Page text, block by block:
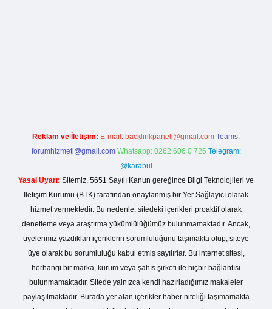
Reklam ve İletişim: E-mail: backlinkpaneli@gmail.com Teams:
forumhizmeti@gmail.com Whatsapp: 0262 606 0 726 Telegram:
@karabul
Yasal Uyarı: Sitemiz, 5651 Sayılı Kanun gereğince Bilgi Teknolojileri ve
İletişim Kurumu (BTK) tarafından onaylanmış bir Yer Sağlayıcı olarak
hizmet vermektedir. Bu nedenle, sitedeki içerikleri proaktif olarak
denetleme veya araştırma yükümlülüğümüz bulunmamaktadır. Ancak,
üyelerimiz yazdıkları içeriklerin sorumluluğunu taşımakta olup, siteye
üye olarak bu sorumluluğu kabul etmiş sayılırlar. Bu internet sitesi,
herhangi bir marka, kurum veya şahıs şirketi ile hiçbir bağlantısı
bulunmamaktadır. Sitede yalnızca kendi hazırladığımız makaleler
paylaşılmaktadır. Burada yer alan içerikler haber niteliği taşımamakta